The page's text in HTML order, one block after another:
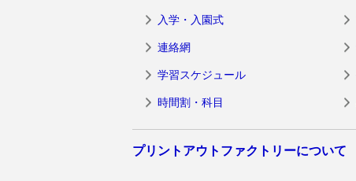
入学・入園式
連絡網
学習スケジュール
時間割・科目
プリントアウトファクトリーについて